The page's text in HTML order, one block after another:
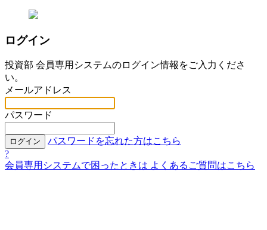
ログイン
投資部 会員専用システムのログイン情報をご入力くださ
い。
メールアドレス
パスワード
ログイン
パスワードを忘れた方はこちら
?
会員専用システムで困ったときは よくあるご質問はこちら